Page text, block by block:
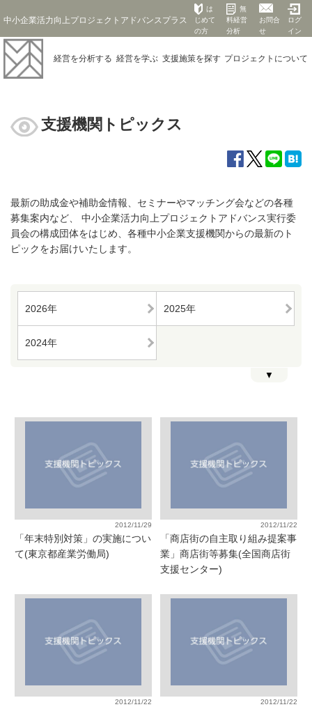
中小企業活力向上プロジェクトアドバンスプラス
は
じめて
の方
無
料経営
分析
お問合
せ
ログ
イン
経営を分析する 経営を学ぶ 支援施策を探す プロジェクト について
支援機関トピックス
最新の助成金や補助金情報、セミナーやマッチング会などの各種
募集案内など、 中小企業活力向上プロジェクトアドバンス実行委
員会の構成団体をはじめ、各種中小企業支援機関からの最新のト
ピックをお届けいたします。
2026年 2025年
2024年
▼
2012/11/29
「年末特別対策」の実施につい
て(東京都産業労働局)
2012/11/22
「商店街の自主取り組み提案事
業」商店街等募集(全国商店街
支援センター)
2012/11/22 2012/11/22